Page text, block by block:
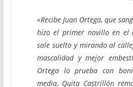
«Recibe Juan Ortega, que
hizo el primer novillo en el
sale suelto y mirando al
mascalidad y mejor
Ortega lo prueba con
media. Quita Castrillón